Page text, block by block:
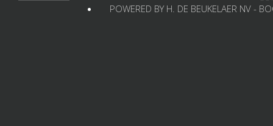
POWERED BY H. DE BEUKELAER NV -